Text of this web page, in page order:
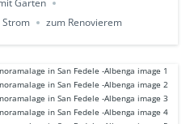
Garten
Strom zum Renovierem